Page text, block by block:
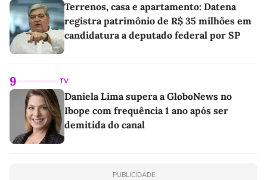
Terrenos, casa e apartamento: Datena
registra patrimônio de R$ 35 milhões em
candidatura a deputado federal por SP
9 TV
Daniela Lima supera a GloboNews no
Ibope com frequência 1 ano após ser
demitida do canal
PUBLICIDADE